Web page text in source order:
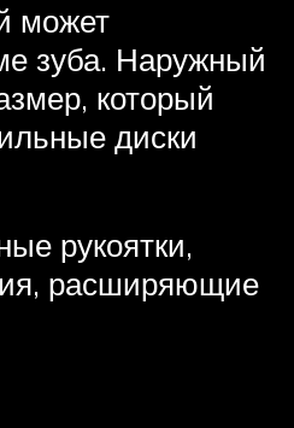
может
зуба. Наружный
который
диски
рукоятки,
расширяющие